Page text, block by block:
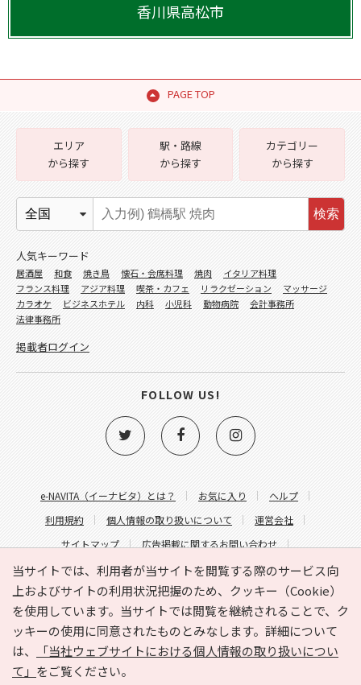
香川県高松市
PAGE TOP
当サイトでは、利用者が当サイトを閲覧する際のサービス向
上およびサイトの利用状況把握のため、クッキー（Cookie）
を使用しています。当サイトでは閲覧を継続されることで、ク
ッキーの使用に同意されたものとみなします。詳細について
は、
「当社ウェブサイトにおける個人情報の取り扱いについ
て」 をご覧ください。
e-NAVITA（イーナビタ）とは？ お気に入り
ヘルプ
利用規約
個人情報の取り扱いについて
運営会社
サイトマップ
広告掲載に関するお問い合わせ
サイトの内容に関するお問い合わせ
エリア
から探す
駅・路線
から探す
カテゴリー
から探す
検索
人気キーワード
居酒屋 和食 焼き鳥 懐石・会席料理 焼肉
イタリア料理
フランス料理
アジア料理 喫茶・カフェ リラクゼーション
マッサージ
カラオケ
ビジネスホテル 内科 小児科 動物病院
会計事務所
法律事務所
掲載者ログイン
FOLLOW US!
Copyright © HYOJITO.Co.,Ltd. All Rights Reserved.